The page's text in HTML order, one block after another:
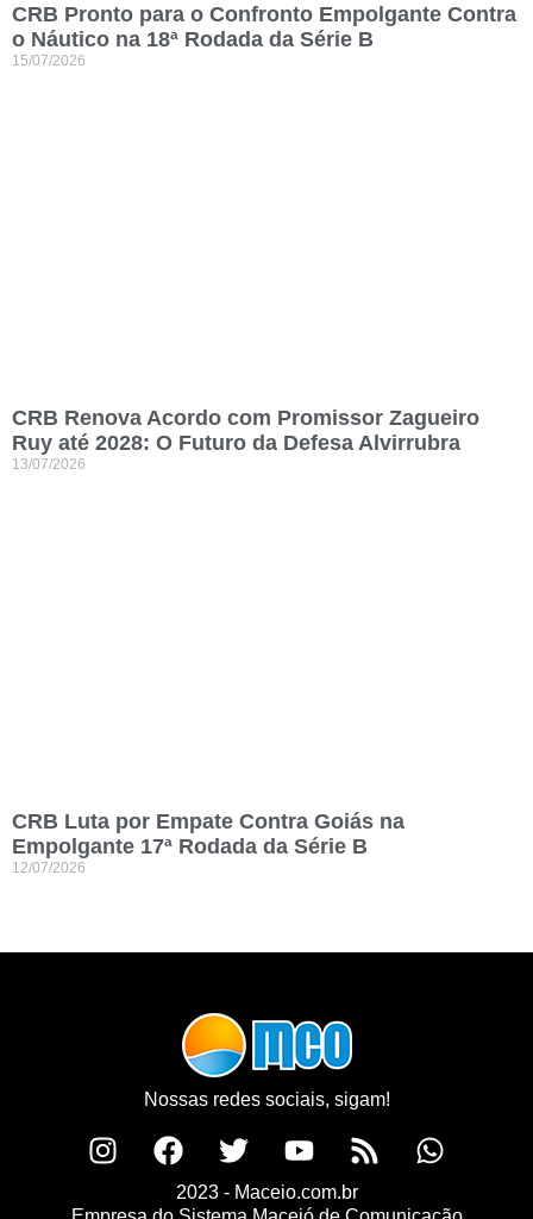
CRB Pronto para o Confronto Empolgante Contra
o Náutico na 18ª Rodada da Série B
15/07/2026
CRB Renova Acordo com Promissor Zagueiro
Ruy até 2028: O Futuro da Defesa Alvirrubra
13/07/2026
CRB Luta por Empate Contra Goiás na
Empolgante 17ª Rodada da Série B
12/07/2026
Nossas redes sociais, sigam!
2023 - Maceio.com.br